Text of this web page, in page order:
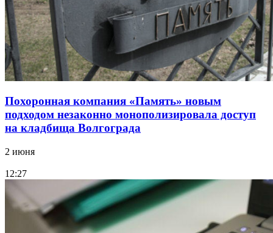
Похоронная компания «Память» новым
подходом незаконно монополизировала доступ
на кладбища Волгограда
2 июня
12:27